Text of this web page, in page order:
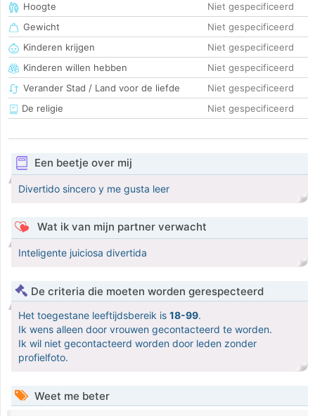
Hoogte
Niet gespecificeerd
Gewicht
Niet gespecificeerd
Kinderen krijgen
Niet gespecificeerd
Kinderen willen hebben
Niet gespecificeerd
Verander Stad / Land voor de liefde
Niet gespecificeerd
De religie
Niet gespecificeerd
Een beetje over mij
Divertido sincero y me gusta leer
Wat ik van mijn partner verwacht
Inteligente juiciosa divertida
De criteria die moeten worden gerespecteerd
Het toegestane leeftijdsbereik is 18-99.
Ik wens alleen door vrouwen gecontacteerd te worden.
Ik wil niet gecontacteerd worden door leden zonder
profielfoto.
Weet me beter